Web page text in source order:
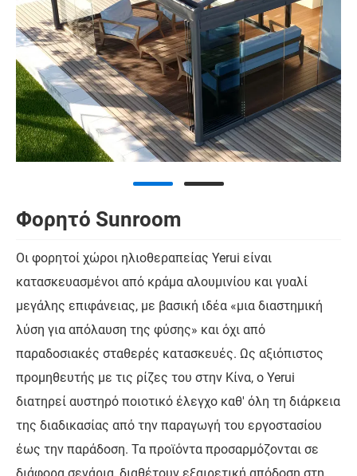
Φορητό Sunroom
Οι φορητοί χώροι ηλιοθεραπείας Yerui είναι
κατασκευασμένοι από κράμα αλουμινίου και γυαλί
μεγάλης επιφάνειας, με βασική ιδέα «μια διαστημική
λύση για απόλαυση της φύσης» και όχι από
παραδοσιακές σταθερές κατασκευές. Ως αξιόπιστος
προμηθευτής με τις ρίζες του στην Κίνα, ο Yerui
διατηρεί αυστηρό ποιοτικό έλεγχο καθ' όλη τη διάρκεια
της διαδικασίας από την παραγωγή του εργοστασίου
έως την παράδοση. Τα προϊόντα προσαρμόζονται σε